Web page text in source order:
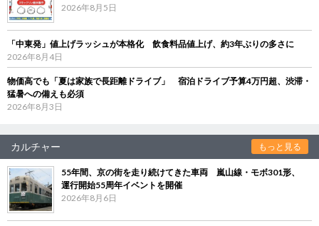
2026年8月5日
「中東発」値上げラッシュが本格化 飲食料品値上げ、約3年ぶりの多さに
2026年8月4日
物価高でも「夏は家族で長距離ドライブ」 宿泊ドライブ予算4万円超、渋滞・
猛暑への備えも必須
2026年8月3日
カルチャー もっと見る
55年間、京の街を走り続けてきた車両 嵐山線・モボ301形、
運行開始55周年イベントを開催
2026年8月6日